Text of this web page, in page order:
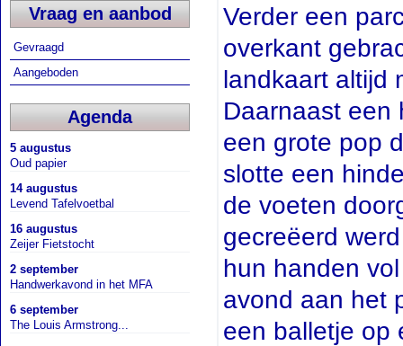
Vraag en aanbod
Gevraagd
Aangeboden
Agenda
5 augustus
Oud papier
14 augustus
Levend Tafelvoetbal
16 augustus
Zeijer Fietstocht
2 september
Handwerkavond in het MFA
6 september
The Louis Armstrong...
Verder een
overkant
landkaart altijd
Daarnaast een
een grote pop
slotte een
de voeten
gecreëerd
hun handen
avond aan het
een balletje op